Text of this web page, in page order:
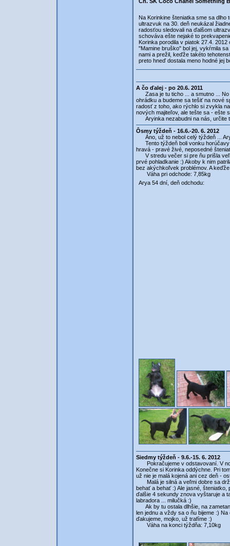
Na Korinkine šteniatka sme sa
ultrazvuk na 30. deň neukázal
radosťou sledovali na ďalšom
schováva ešte nejaké to
Korinka porodila v piatok 27.4.
"Mamine bruško" bol jej, vykŕmila
nami a prežil, keďže takéto
preto hneď dostala meno hodné jej
A čo ďalej - po 20.6. 2011
Zasa je tu ticho ... a smutno ... No
ohrádku a budeme sa tešiť na nové
radosť z toho, ako rýchlo si zvykla
nových majiteľov, ale tešte sa - ešte
Aryinka nezabudni na nás, určite
Ôsmy týždeň - 16.6.-20. 6. 2012
Áno, už to nebol celý týždeň ...
Tento týždeň boli vonku horúčavy
hravá - pravé živé, neposedné
V stredu večer si pre ňu prišla
prvé pohladkanie :) Akoby k nim
bez akýchkoľvek problémov. A
Váha pri odchode: 7,85kg
Arya 54 dní, deň odchodu:
Siedmy týždeň - 9.6.-15. 6. 2012
Pokračujeme v odstavovaní. V
Konečne si Korinka oddýchne. Pri
už nie je malá kojená ani cez deň -
Malá je silná a veľmi dobre sa drží
behať a behať :) Ale jasné,
ďalšie 4 sekundy znova vyštaruje a
labradora ... milučká :)
Ak by tu ostala dlhšie, na
len jednu a vždy sa o ňu bijeme :)
ďakujeme, mojko, už trafíme :)
Váha na konci týždňa: 7,10kg